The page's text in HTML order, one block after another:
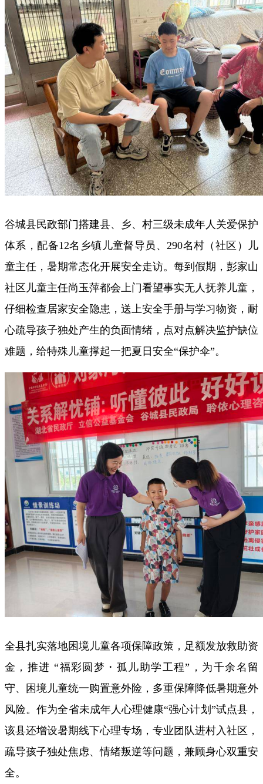
谷城县民政部门搭建县、乡、村三级未成年人关爱保护
体系，配备12名乡镇儿童督导员、290名村（社区）儿
童主任，暑期常态化开展安全走访。每到假期，彭家山
社区儿童主任尚玉萍都会上门看望事实无人抚养儿童，
仔细检查居家安全隐患，送上安全手册与学习物资，耐
心疏导孩子独处产生的负面情绪，点对点解决监护缺位
难题，给特殊儿童撑起一把夏日安全“保护伞”。
全县扎实落地困境儿童各项保障政策，足额发放救助资
金，推进 “福彩圆梦・孤儿助学工程”，为千余名留
守、困境儿童统一购置意外险，多重保障降低暑期意外
风险。作为全省未成年人心理健康“强心计划”试点县，
该县还增设暑期线下心理专场，专业团队进村入社区，
疏导孩子独处焦虑、情绪叛逆等问题，兼顾身心双重安
全。